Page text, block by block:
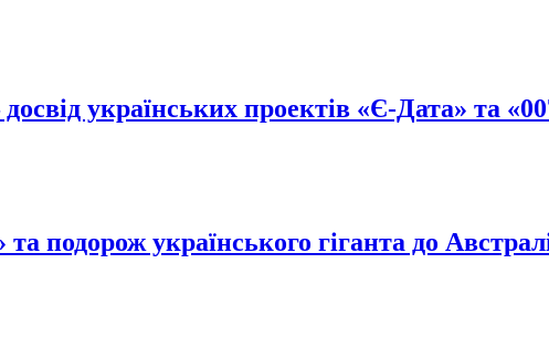
українських проектів «Є-Дата» та
подорож українського гіганта до